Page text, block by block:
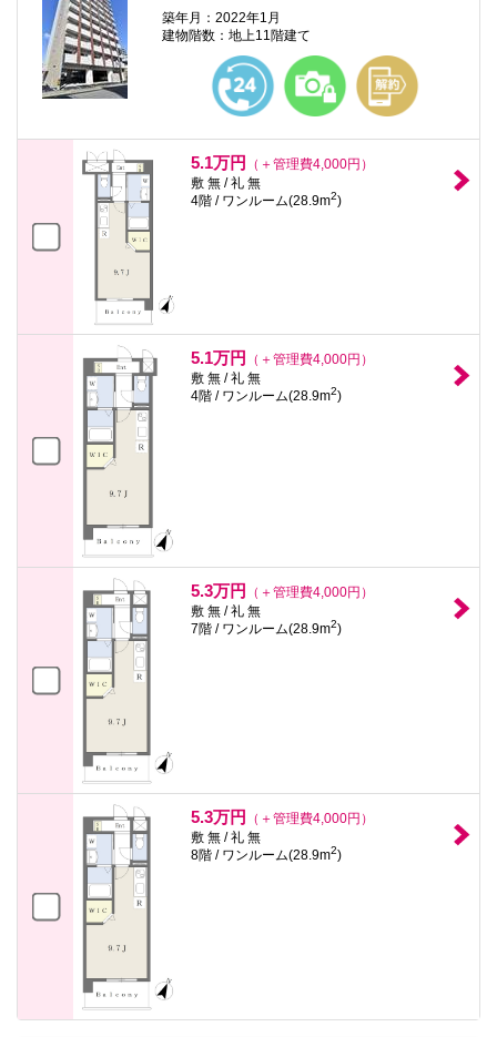
築年月：2022年1月
建物階数：地上11階建て
5.1万円
（＋管理費4,000円）
敷 無 / 礼 無
4階 / ワンルーム(28.9m2)
5.1万円
（＋管理費4,000円）
敷 無 / 礼 無
4階 / ワンルーム(28.9m2)
5.3万円
（＋管理費4,000円）
敷 無 / 礼 無
7階 / ワンルーム(28.9m2)
5.3万円
（＋管理費4,000円）
敷 無 / 礼 無
8階 / ワンルーム(28.9m2)